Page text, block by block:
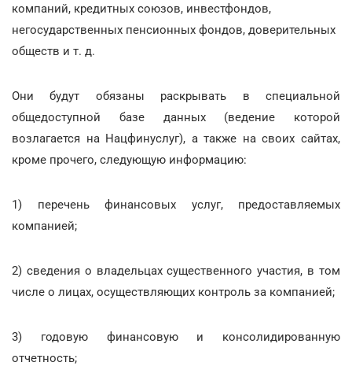
компаний, кредитных союзов, инвестфондов,
негосударственных пенсионных фондов, доверительных
обществ и т. д.
Они будут обязаны раскрывать в специальной
общедоступной базе данных (ведение которой
возлагается на Нацфинуслуг), а также на своих сайтах,
кроме прочего, следующую информацию:
1) перечень финансовых услуг, предоставляемых
компанией;
2) сведения о владельцах существенного участия, в том
числе о лицах, осуществляющих контроль за компанией;
3) годовую финансовую и консолидированную
отчетность;